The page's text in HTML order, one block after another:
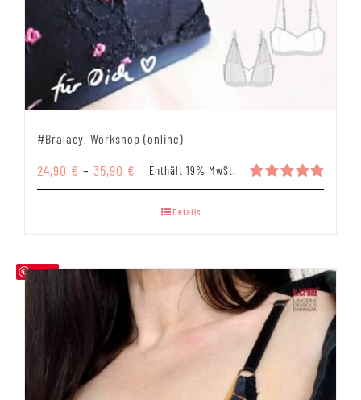
#Bralacy, Workshop (online)
Bewertet
24,90 € – 35,90 € Preisspanne:
24,90 €
Enthält 19% MwSt.
Details
Save